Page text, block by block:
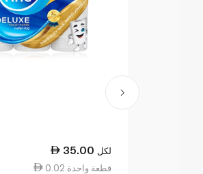
35.00 لكل
0.02 قطعة واحدة